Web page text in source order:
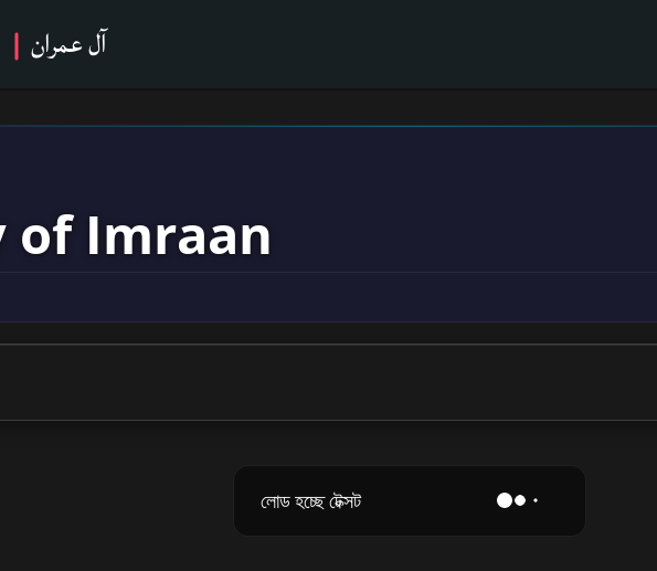
آل عمران
of Imraan
লোড হচ্ছে টেক্সট